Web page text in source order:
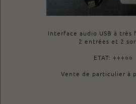
Interface audio USB à très
2 entrées et 2
ETAT: +++○○
Vente de particulier à